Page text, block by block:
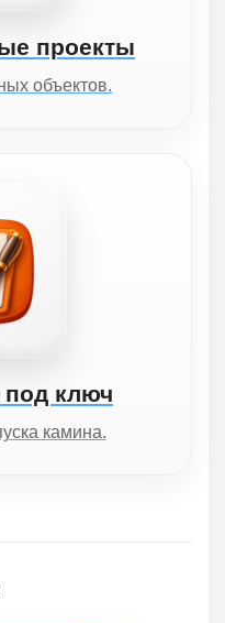
проекты
объектов.
ключ
камина.